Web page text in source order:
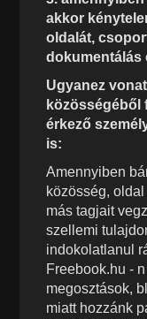
akkor
oldalát,
dokumentálás
Ugyanez
közösségéből
érkező
is:
Amennyiben
közösség,
más tagjait
szellemi
indokolatlanul
Freebook.hu -
megosztások,
miatt hozzánk